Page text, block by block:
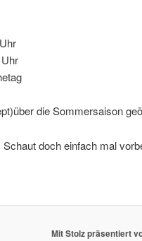
die Sommersaison
doch einfach mal
Mit Stolz präsentiert